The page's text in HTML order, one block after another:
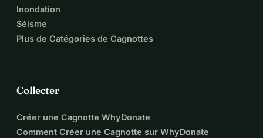
Inondation
Séisme
Plus de Catégories de Cagnottes
Collecter
Créer une Cagnotte WhyDonate
Comment Créer une Cagnotte sur WhyDonate